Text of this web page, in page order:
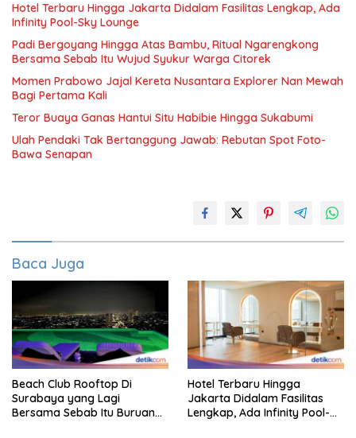
Hotel Terbaru Hingga Jakarta Didalam Fasilitas Lengkap, Ada
Infinity Pool-Sky Lounge
Padi Bergoyang Hingga Atas Bambu, Ritual Ngarengkong
Bersama Sebab Itu Wujud Syukur Warga Citorek
Momen Prabowo Jajal Kereta Nusantara Explorer Nan Mewah
Bagi Pertama Kali
Teror Buaya Ganas Hantui Situ Habibie Hingga Sukabumi
Ulah Pendaki Tak Bertanggung Jawab: Rebutan Spot Foto-
Bawa Senapan
Baca Juga
Beach Club Rooftop Di
Surabaya yang Lagi
Bersama Sebab Itu Buruan
Hotel Terbaru Hingga
Jakarta Didalam Fasilitas
Lengkap, Ada Infinity Pool-